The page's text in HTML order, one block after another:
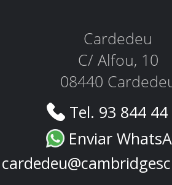
Cardedeu
C/ Alfou, 10
08440
Tel. 93 844
Enviar